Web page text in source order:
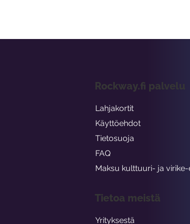
Rockway.fi palvelu
Lahjakortit
Käyttöehdot
Tietosuoja
FAQ
Maksu kulttuuri- ja
Tietoa meistä
Yrityksestä